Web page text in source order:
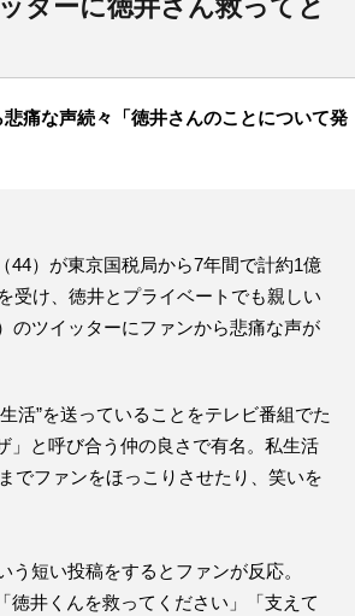
ターに徳井さん救ってと
痛な声続々「徳井さんのことについて発
）が東京国税局から7年間で計約1億
受け、徳井とプライベートでも親しい
のツイッターにファンから悲痛な声が
活”を送っていることをテレビ番組でた
」と呼び合う仲の良さで有名。私生活
でファンをほっこりさせたり、笑いを
短い投稿をするとファンが反応。
徳井くんを救ってください」「支えて